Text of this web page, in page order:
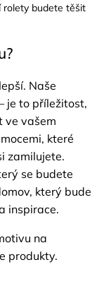
rolety budete těšit
Naše
je to příležitost,
ve vašem
které
zamilujete.
se budete
který bude
inspirace.
na
produkty.